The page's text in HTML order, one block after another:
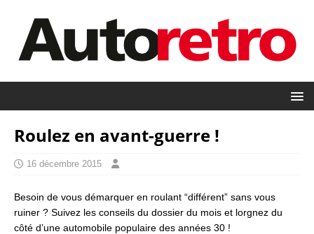
Roulez en avant-guerre !
16 décembre 2015
Besoin de vous démarquer en roulant “différent” sans vous
ruiner ? Suivez les conseils du dossier du mois et lorgnez du
côté d’une automobile populaire des années 30 !